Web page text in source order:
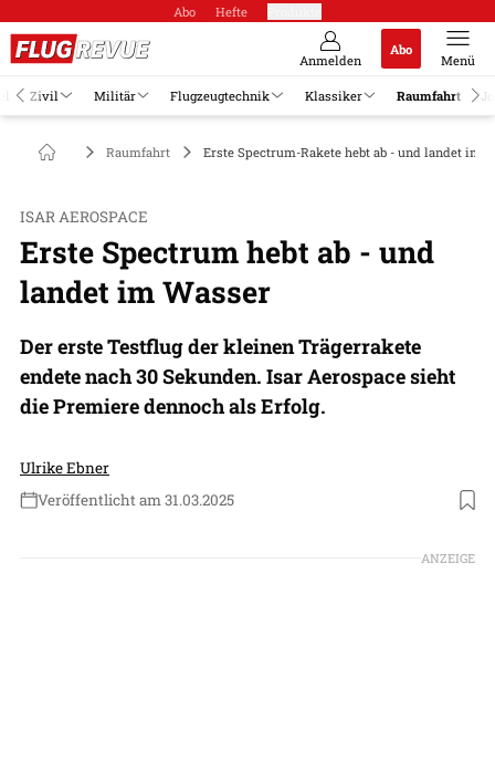
Abo Hefte
Anmelden
Abo
Menü
Zivil Militär Flugzeugtechnik Klassiker Raumfahrt
Raumfahrt Erste Spectrum-Rakete hebt ab - und landet im
ISAR AEROSPACE
Erste Spectrum hebt ab - und
landet im Wasser
Der erste Testflug der kleinen Trägerrakete
endete nach 30 Sekunden. Isar Aerospace sieht
die Premiere dennoch als Erfolg.
Ulrike Ebner
Veröffentlicht am 31.03.2025
Foto: Isar Aerospace/Brady Kenniston - NASASpaceflight.com
ANZEIGE